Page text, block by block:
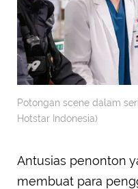
Potongan scene dalam
Hotstar Indonesia)
Antusias penonton
membuat para